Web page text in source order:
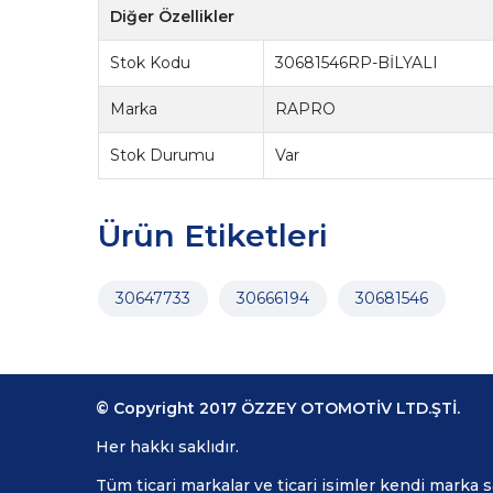
Diğer Özellikler
Stok Kodu 30681546RP-BİLYALI
Marka RAPRO
Stok Durumu Var
Ürün Etiketleri
30647733 30666194 30681546
© Copyright 2017 ÖZZEY OTOMOTİV LTD.ŞTİ.
Her hakkı saklıdır.
Tüm ticari markalar ve ticari isimler kendi marka